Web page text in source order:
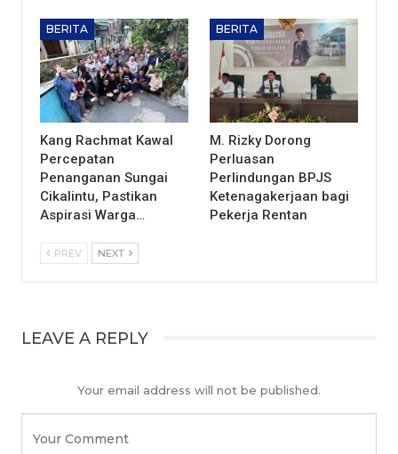
BERITA
Kang Rachmat Kawal
Percepatan
Penanganan Sungai
Cikalintu, Pastikan
Aspirasi Warga…
BERITA
M. Rizky Dorong
Perluasan
Perlindungan BPJS
Ketenagakerjaan bagi
Pekerja Rentan
PREV NEXT
LEAVE A REPLY
Your email address will not be published.